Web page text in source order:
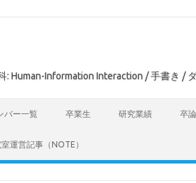
Human-Information Interaction / 手書き /
バー一覧 卒業生 研究業績 卒
運営記事（NOTE）